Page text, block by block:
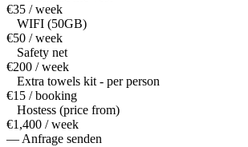
€35 / week
WIFI (50GB)
€50 / week
Safety net
€200 / week
Extra towels kit - per person
€15 / booking
Hostess (price from)
€1,400 / week
— Anfrage senden